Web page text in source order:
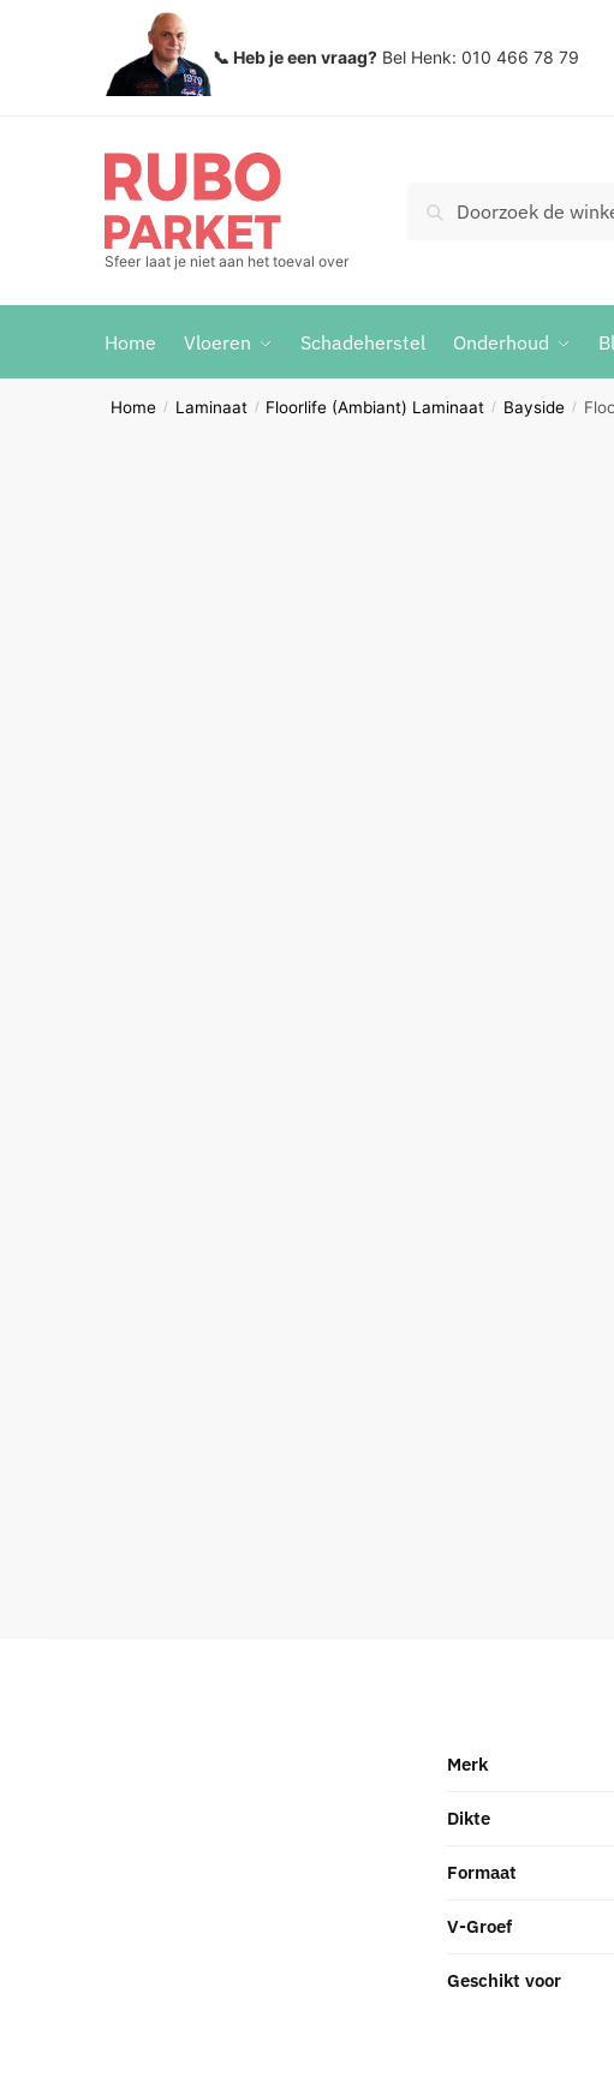
📞 Heb je een vraag? Bel Henk: 010 466 78 79
Sfeer laat je niet aan het toeval over
voor:
Home Vloeren Schadeherstel Onderhoud
Home / Laminaat / Floorlife (Ambiant) Laminaat / Bayside /
Merk
Dikte
Formaat
V-Groef
Geschikt voor